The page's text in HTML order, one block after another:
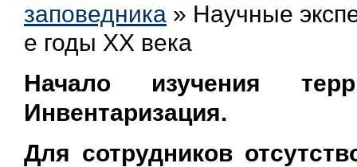
заповедника » Научные
е годы XX века
Начало изучения
Инвентаризация.
Для сотрудников